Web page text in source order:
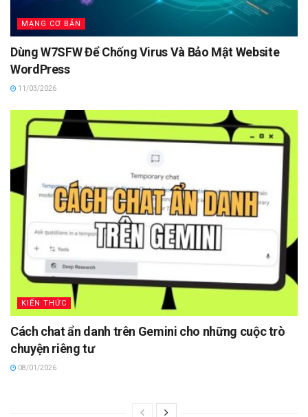
MẠNG CƠ BẢN
Dùng W7SFW Để Chống Virus Và Bảo Mật Website
WordPress
11/03/2026
KIẾN THỨC
Cách chat ẩn danh trên Gemini cho những cuộc trò
chuyện riêng tư
08/01/2026